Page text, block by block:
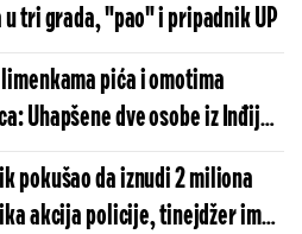
u tri grada, "pao" i pripadnik UP
pića i omotima
Uhapšene dve osobe iz Inđije,
droga i silan novac
pokušao da iznudi 2 miliona
akcija policije, tinejdžer imao